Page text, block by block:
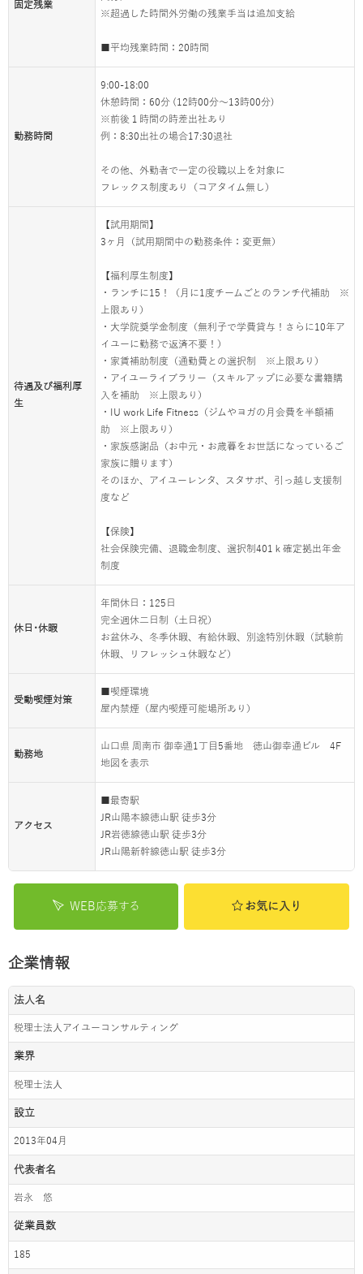
固定残業
※超過した時間外労働の残業手当は追加支給
■平均残業時間：20時間
勤務時間
9:00-18:00
休憩時間：60分 (12時00分～13時00分)
※前後１時間の時差出社あり
例：8:30出社の場合17:30退社
その他、外勤者で一定の役職以上を対象に
フレックス制度あり（コアタイム無し）
待遇及び福利厚
生
【試用期間】
3ヶ月（試用期間中の勤務条件：変更無）
【福利厚生制度】
・ランチに15！（月に1度チームごとのランチ代補助 ※
上限あり）
・大学院奨学金制度（無利子で学費貸与！さらに10年ア
イユーに勤務で返済不要！）
・家賃補助制度（通勤費との選択制 ※上限あり）
・アイユーライブラリー（スキルアップに必要な書籍購
入を補助 ※上限あり）
・IU work Life Fitness（ジムやヨガの月会費を半額補
助 ※上限あり）
・家族感謝品（お中元・お歳暮をお世話になっているご
家族に贈ります）
そのほか、アイユーレンタ、スタサポ、引っ越し支援制
度など
【保険】
社会保険完備、退職金制度、選択制401ｋ確定拠出年金
制度
休日･休暇
年間休日：125日
完全週休二日制（土日祝）
お盆休み、冬季休暇、有給休暇、別途特別休暇（試験前
休暇、リフレッシュ休暇など）
受動喫煙対策
■喫煙環境
屋内禁煙（屋内喫煙可能場所あり）
勤務地
山口県 周南市 御幸通1丁目5番地 徳山御幸通ビル 4F
地図を表示
アクセス
■最寄駅
JR山陽本線徳山駅 徒歩3分
JR岩徳線徳山駅 徒歩3分
JR山陽新幹線徳山駅 徒歩3分
WEB応募する お気に入り
企業情報
法人名
税理士法人アイユーコンサルティング
業界
税理士法人
設立
2013年04月
代表者名
岩永 悠
従業員数
185